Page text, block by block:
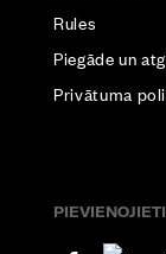
Rules
Piegāde un
Privātuma